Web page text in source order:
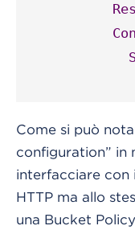
Come si può
configuration” in
interfacciare
HTTP ma allo
una Bucket